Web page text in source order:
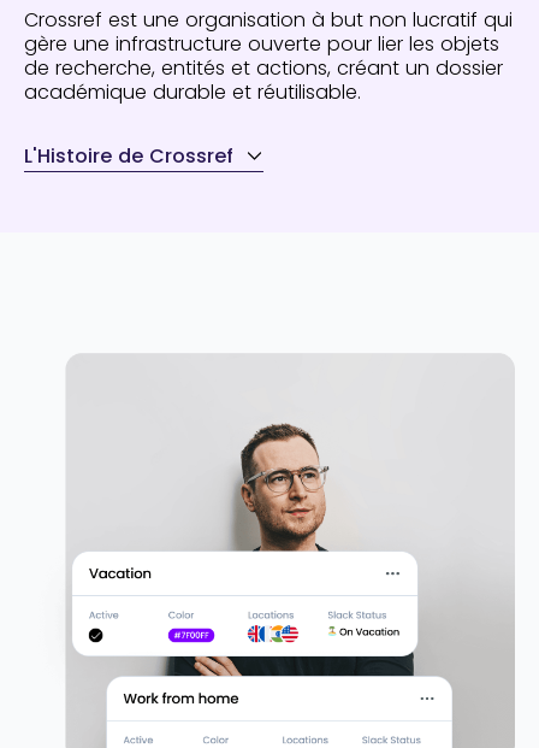
Crossref est une organisation à but non lucratif qui
gère une infrastructure ouverte pour lier les objets
de recherche, entités et actions, créant un dossier
académique durable et réutilisable.
L'Histoire de Crossref